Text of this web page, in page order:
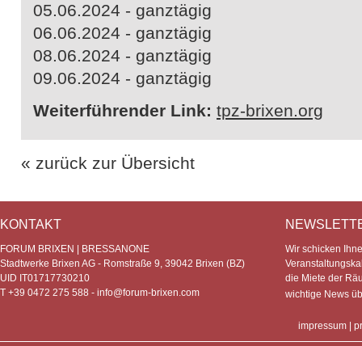
05.06.2024 - ganztägig
06.06.2024 - ganztägig
08.06.2024 - ganztägig
09.06.2024 - ganztägig
Weiterführender Link: tpz-brixen.org
« zurück zur Übersicht
KONTAKT
FORUM BRIXEN | BRESSANONE
Stadtwerke Brixen AG - Romstraße 9, 39042 Brixen (BZ)
UID IT01717730210
T +39 0472 275 588 - info@forum-brixen.com
Wir schicken
die Miete der
wichtige News
impressum